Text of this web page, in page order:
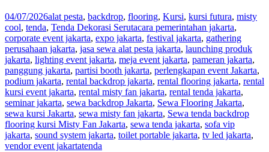
04/07/2026alat pesta, backdrop, flooring, Kursi, kursi futura, misty
cool, tenda, Tenda Dekorasi Serutacara pemerintahan jakarta,
corporate event jakarta, expo jakarta, festival jakarta, gathering
perusahaan jakarta, jasa sewa alat pesta jakarta, launching produk
jakarta, lighting event jakarta, meja event jakarta, pameran jakarta,
panggung jakarta, partisi booth jakarta, perlengkapan event Jakarta,
podium jakarta, rental backdrop jakarta, rental flooring jakarta, rental
kursi event jakarta, rental misty fan jakarta, rental tenda jakarta,
seminar jakarta, sewa backdrop Jakarta, Sewa Flooring Jakarta,
sewa kursi Jakarta, sewa misty fan jakarta, Sewa tenda backdrop
flooring kursi Misty Fan Jakarta, sewa tenda jakarta, sofa vip
jakarta, sound system jakarta, toilet portable jakarta, tv led jakarta,
vendor event jakartatenda